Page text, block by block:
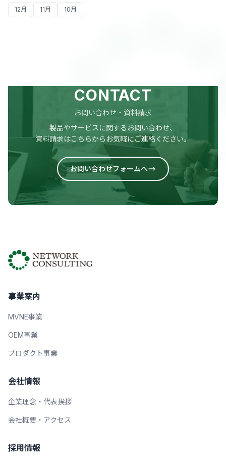
12月 11月 10月
CONTACT
お問い合わせ・資料請求
製品やサービスに関するお問い合わせ、
資料請求はこちらからお気軽にご連絡ください。
お問い合わせフォームへ
事業案内
MVNE事業
OEM事業
プロダクト事業
会社情報
企業理念・代表挨拶
会社概要・アクセス
採用情報